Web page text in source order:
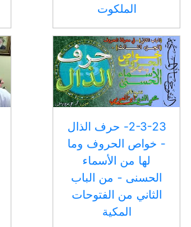
الملكوت
2-3-23- حرف الذال
- خواص الحروف وما
لها من الأسماء
الحسنى - من الباب
الثاني من الفتوحات
المكية